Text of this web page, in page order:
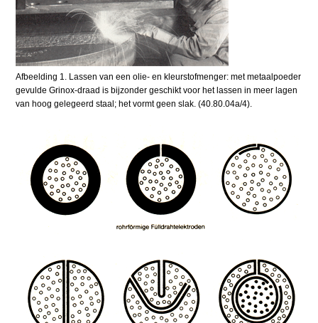
Afbeelding 1. Lassen van een olie- en kleurstofmenger: met metaalpoeder
gevulde Grinox-draad is bijzonder geschikt voor het lassen in meer lagen
van hoog gelegeerd staal; het vormt geen slak. (40.80.04a/4).